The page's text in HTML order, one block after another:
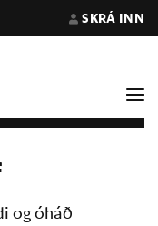
SKRÁ INN
og óháð